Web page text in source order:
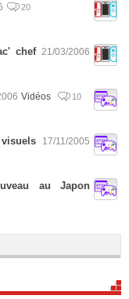
20
chef 21/03/2006
Vidéos 10
17/11/2005
au Japon